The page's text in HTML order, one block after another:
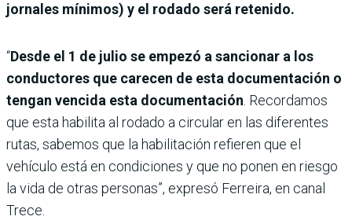
jornales mínimos) y el rodado será retenido.
“Desde el 1 de julio se empezó a sancionar a los
conductores que carecen de esta documentación o
tengan vencida esta documentación. Recordamos
que esta habilita al rodado a circular en las diferentes
rutas, sabemos que la habilitación refieren que el
vehículo está en condiciones y que no ponen en riesgo
la vida de otras personas”, expresó Ferreira, en canal
Trece.